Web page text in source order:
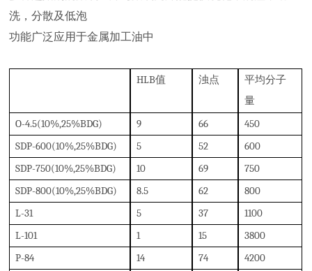
洗，分散及低泡
功能广泛应用于金属加工油中
HLB值 浊点
平均分子
量
O-4.5(10%,25%BDG) 9 66 450
SDP-600(10%,25%BDG)
5 52 600
SDP-750(10%,25%BDG) 10 69 750
SDP-800(10%,25%BDG) 8.5 62 800
L-31 5 37 1100
L-101 1 15 3800
P-84 14 74 4200